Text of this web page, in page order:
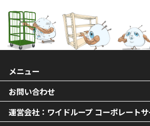
メニュー
お問い合わせ
運営会社：ワイドループ コーポレート